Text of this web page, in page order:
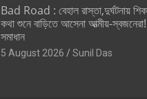
Bad Road : বেহাল রাস্তা,দুর্ঘটনায়
কথা শুনে বাড়িতে আসেনা আত্মীয়-স্বজনেরা!
সমাধান
5 August 2026 Sunil Das